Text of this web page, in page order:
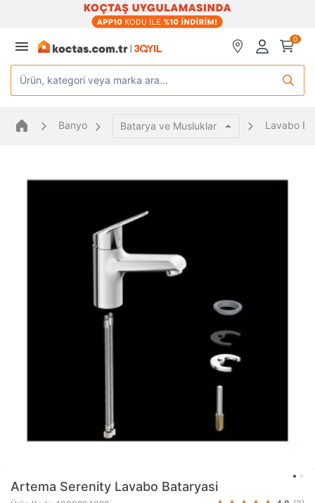
0
Ürün, kategori veya marka ara...
Banyo Batarya ve Musluklar Lavabo
Artema Serenity Lavabo Bataryasi